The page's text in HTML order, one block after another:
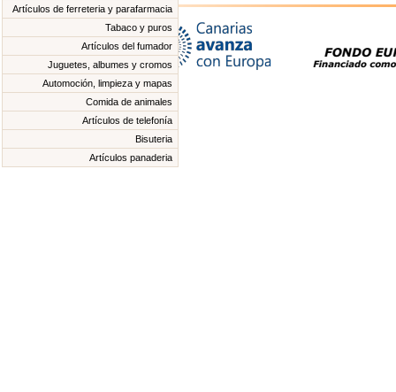
Artículos de ferreteria y parafarmacia
Tabaco y puros
Artículos del fumador
Juguetes, albumes y cromos
Automoción, limpieza y mapas
Comida de animales
Artículos de telefonía
Bisuteria
Artículos panaderia